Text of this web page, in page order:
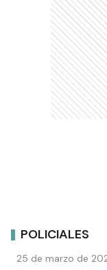
POLICIALES
25 de marzo de